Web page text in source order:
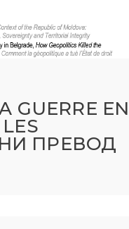
EN
ПРЕВОД